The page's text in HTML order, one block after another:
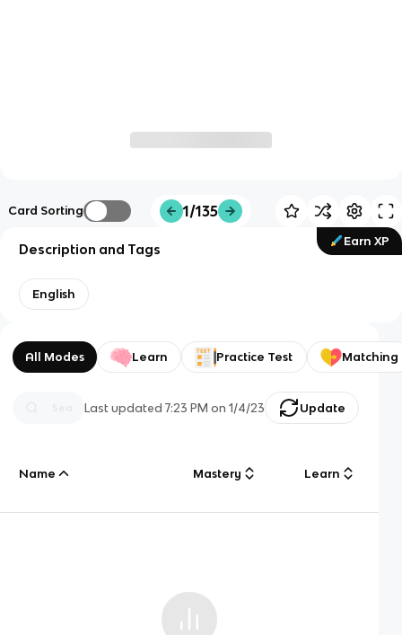
Card Sorting 1/135
Earn XP
Description and Tags
English
All Modes Learn Practice Test Matching
Last updated7:23 PM on 1/4/23 Update
Name Mastery Learn